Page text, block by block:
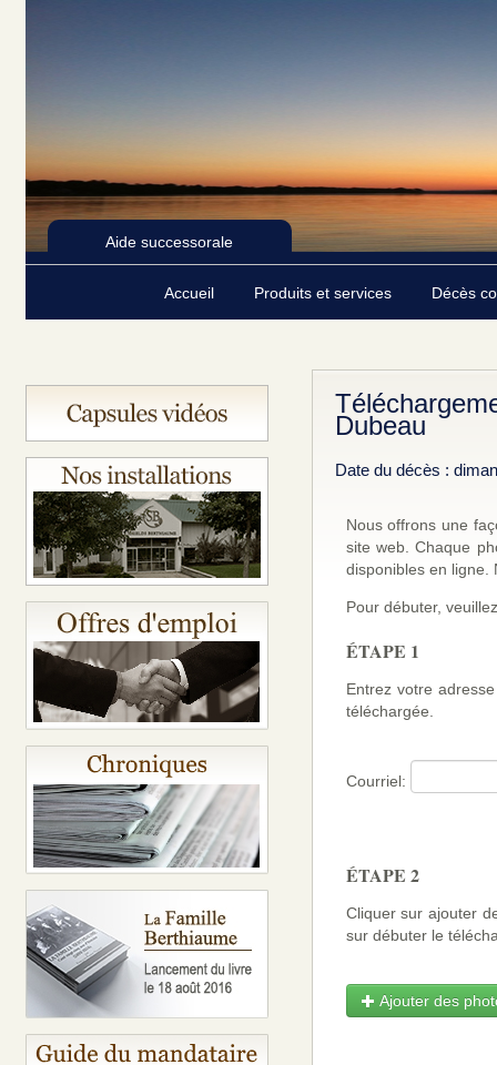
Aide successorale
Accueil Produits et services Décès
Dubeau
Date du décès :
Nous offrons une
site web. Chaque
disponibles en ligne.
Pour débuter,
ÉTAPE 1
Entrez votre
téléchargée.
Courriel:
ÉTAPE 2
Cliquer sur ajouter
sur débuter le
Ajouter des